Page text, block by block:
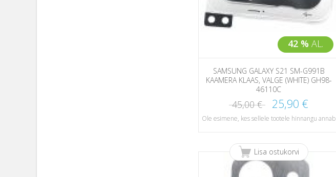
42 % AL.
SAMSUNG GALAXY S21 SM-G991B
KAAMERA KLAAS, VALGE (WHITE) GH98-
46110C
45,00 € 25,90 €
Ole esimene, kes sellele tootele hinnangu annab
Lisa ostukorvi